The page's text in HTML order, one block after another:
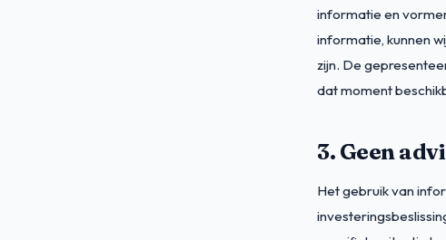
informatie en
informatie, kunnen
zijn. De
dat moment
3. Geen
Het gebruik van